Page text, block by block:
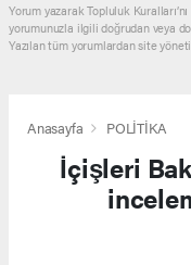
Yorum yazarak Topluluk
yorumunuzla ilgili doğrudan veya
Yazılan tüm yorumlardan site
Anasayfa POLİTİKA
İçişleri